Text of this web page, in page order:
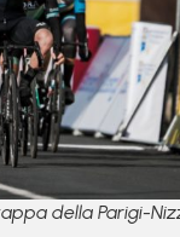
della Parigi-